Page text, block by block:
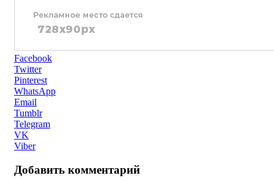
Facebook
Twitter
Pinterest
WhatsApp
Email
Tumblr
Telegram
VK
Viber
Добавить комментарий